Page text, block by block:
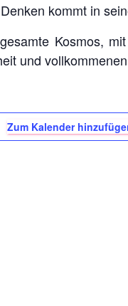
kommt in
Kosmos,
und
Zum Kalender